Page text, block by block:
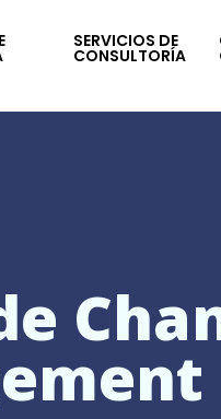
SERVICIOS DE
CONSULTORÍA